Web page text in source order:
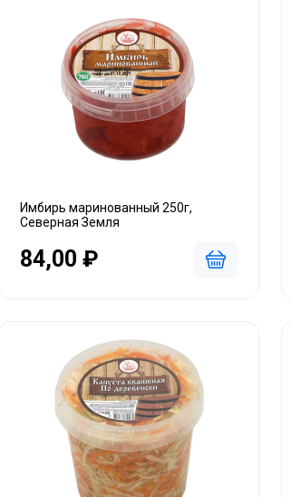
Имбирь маринованный 250г,
Северная Земля
84,00 ₽